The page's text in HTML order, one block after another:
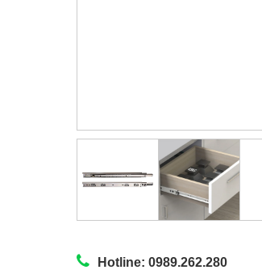
Hotline: 0989.262.280